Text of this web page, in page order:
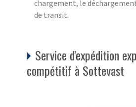
chargement, le
de transit.
Service d'expédition
compétitif à Sottevast